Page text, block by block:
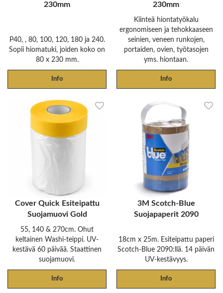
230mm
P40, , 80, 100, 120, 180 ja 240.
Sopii hiomatuki, joiden koko on
80 x 230 mm.
Info
230mm
Kiinteä hiontatyökalu
ergonomiseen ja tehokkaaseen
seinien, veneen runkojen,
portaiden, ovien, työtasojen
yms. hiontaan.
Info
Cover Quick Esiteipattu
Suojamuovi Gold
55, 140 & 270cm. Ohut
keltainen Washi-teippi. UV-
kestävä 60 päivää. Staattinen
suojamuovi.
Info
3M Scotch-Blue
Suojapaperit 2090
18cm x 25m. Esiteipattu paperi
Scotch-Blue 2090:llä. 14 päivän
UV-kestävyys.
Info